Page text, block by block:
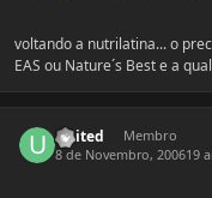
voltando a nutrilatina... o
EAS ou Nature´s Best e a
United
Membro
8 de Novembro, 200619